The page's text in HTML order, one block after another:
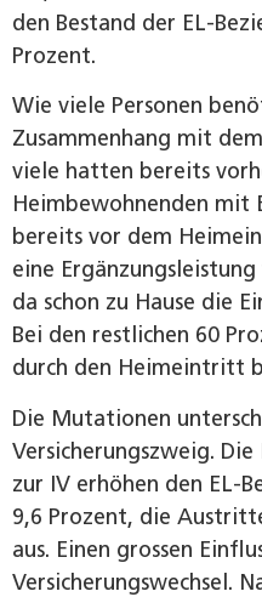
den Bestand der EL-
Prozent.
Wie viele Personen
Zusammenhang mit
viele hatten bereits
Heimbewohnenden mit
bereits vor dem
eine
da schon zu Hause die
Bei den restlichen 60
durch den Heimeintritt
Die Mutationen
Versicherungszweig.
zur IV erhöhen den EL-
9,6 Prozent, die
aus. Einen grossen
Versicherungswechsel.